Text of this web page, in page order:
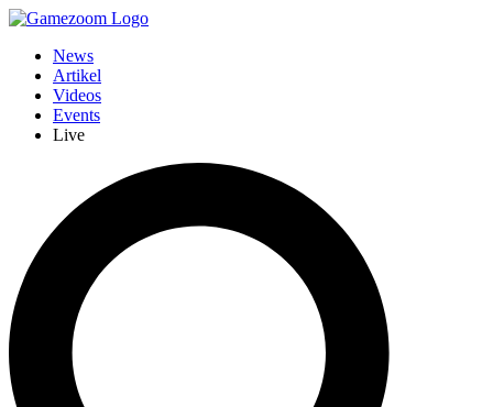
News
Artikel
Videos
Events
Live